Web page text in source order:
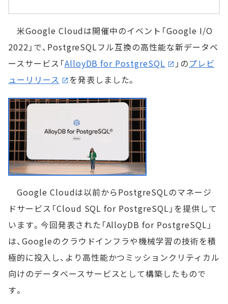
米Google Cloudは開催中のイベント「Google I/O
2022」で、PostgreSQLフル互換の高性能な新データベ
ースサービス「AlloyDB for PostgreSQL 」のプレビ
ューリリース
を発表しました。
Google Cloudは以前からPostgreSQLのマネージ
ドサービス「Cloud SQL for PostgreSQL」を提供して
います。今回発表された「AlloyDB for PostgreSQL」
は、Googleのクラウドインフラや機械学習の技術を積
極的に投入し、より高性能かつミッションクリティカル
向けのデータベースサービスとして構築したもので
す。